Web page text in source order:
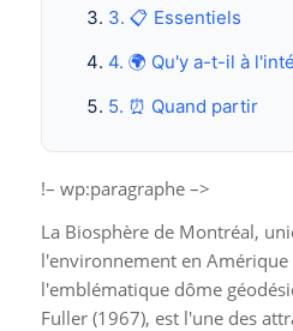
3. 📋 Essentiels
4. 🌍 Qu'y a-t-il à
5. ⏰ Quand partir
!– wp:paragraphe –>
La Biosphère de Montréal,
l'environnement en
l'emblématique dôme
Fuller (1967), est l'une des